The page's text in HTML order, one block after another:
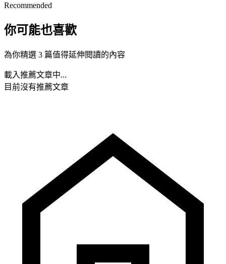
Recommended
你可能也喜歡
為你精選 3 篇值得延伸閱讀的內容
載入推薦文章中...
目前沒有推薦文章